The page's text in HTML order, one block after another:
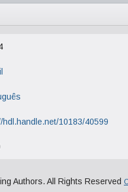
hdl.handle.net/10183/40599
Authors. All Rights Reserved